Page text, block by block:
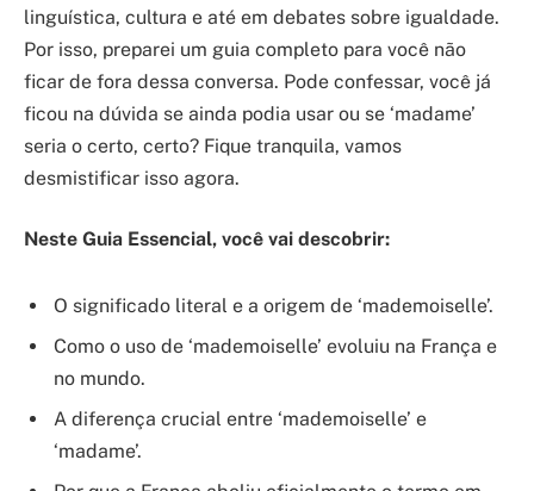
linguística, cultura e até em debates sobre igualdade.
Por isso, preparei um guia completo para você não
ficar de fora dessa conversa. Pode confessar, você já
ficou na dúvida se ainda podia usar ou se ‘madame’
seria o certo, certo? Fique tranquila, vamos
desmistificar isso agora.
Neste Guia Essencial, você vai descobrir:
O significado literal e a origem de ‘mademoiselle’.
Como o uso de ‘mademoiselle’ evoluiu na França e
no mundo.
A diferença crucial entre ‘mademoiselle’ e
‘madame’.